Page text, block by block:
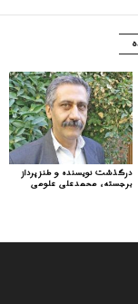
درگذشت نویسنده و طنزپرداز
برجسته، محمدعلی علومی